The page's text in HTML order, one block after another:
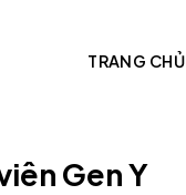
TRANG CHỦ
Gen Y